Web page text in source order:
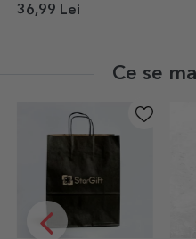
36,99 Lei
Ce se